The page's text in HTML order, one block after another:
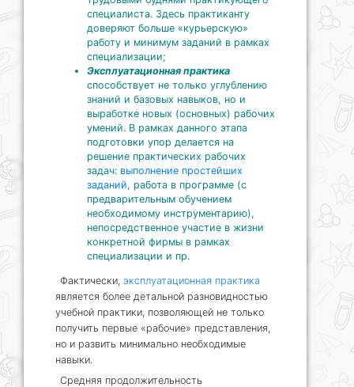
специалиста. Здесь практиканту
доверяют больше «курьерскую»
работу и минимум заданий в рамках
специализации;
Эксплуатационная практика
способствует не только углублению
знаний и базовых навыков, но и
выработке новых (основных) рабочих
умений. В рамках данного этапа
подготовки упор делается на
решение практических рабочих
задач: выполнение простейших
заданий, работа в программе (с
предварительным обучением
необходимому инструментарию),
непосредственное участие в жизни
конкретной фирмы в рамках
специализации и пр.
Фактически, эксплуатационная практика
является более детальной разновидностью
учебной практики, позволяющей не только
получить первые «рабочие» представления,
но и развить минимально необходимые
навыки.
Средняя продолжительность